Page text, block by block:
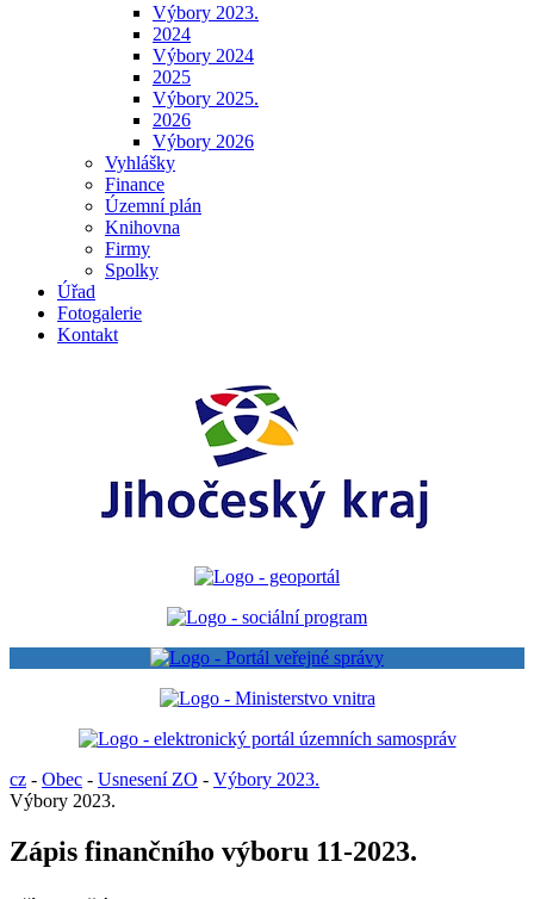
Výbory 2023.
2024
Výbory 2024
2025
Výbory 2025.
2026
Výbory 2026
Vyhlášky
Finance
Územní plán
Knihovna
Firmy
Spolky
Úřad
Fotogalerie
Kontakt
cz - Obec - Usnesení ZO - Výbory 2023.
Výbory 2023.
Zápis finančního výboru 11-2023.